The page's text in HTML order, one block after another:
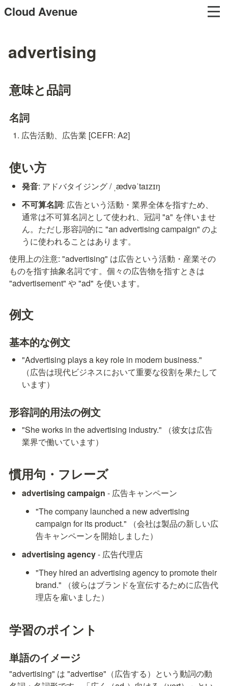
Cloud Avenue
advertising
意味と品詞
名詞
広告活動、広告業 [CEFR: A2]
使い方
発音: アドバタイジング / ˌædvəˈtaɪzɪŋ
不可算名詞: 広告という活動・業界全体を指すため、
通常は不可算名詞として使われ、冠詞 "a" を伴いませ
ん。ただし形容詞的に "an advertising campaign" のよ
うに使われることはあります。
使用上の注意: "advertising" は広告という活動・産業その
ものを指す抽象名詞です。個々の広告物を指すときは
"advertisement" や "ad" を使います。
例文
基本的な例文
"Advertising plays a key role in modern business."
（広告は現代ビジネスにおいて重要な役割を果たして
います）
形容詞的用法の例文
"She works in the advertising industry." （彼女は広告
業界で働いています）
慣用句・フレーズ
advertising campaign - 広告キャンペーン
"The company launched a new advertising
campaign for its product." （会社は製品の新しい広
告キャンペーンを開始しました）
advertising agency - 広告代理店
"They hired an advertising agency to promote their
brand." （彼らはブランドを宣伝するために広告代
理店を雇いました）
学習のポイント
単語のイメージ
"advertising" は "advertise"（広告する）という動詞の動